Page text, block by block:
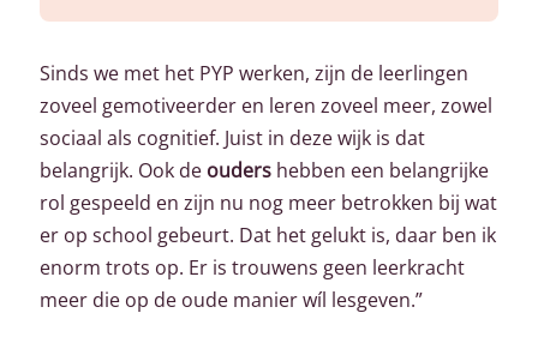
Sinds we met het PYP werken, zijn de leerlingen
zoveel gemotiveerder en leren zoveel meer, zowel
sociaal als cognitief. Juist in deze wijk is dat
belangrijk. Ook de ouders hebben een belangrijke
rol gespeeld en zijn nu nog meer betrokken bij wat
er op school gebeurt. Dat het gelukt is, daar ben ik
enorm trots op. Er is trouwens geen leerkracht
meer die op de oude manier wíl lesgeven.”